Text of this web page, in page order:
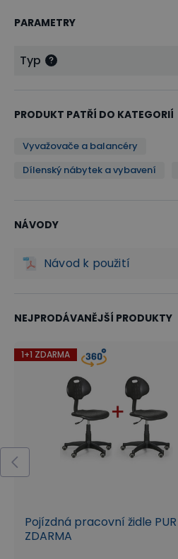
PARAMETRY
Typ
PRODUKT PATŘÍ DO KATEGORIÍ
Vyvažovače a balancéry
Dílenský nábytek a vybavení
NÁVODY
Návod k použití
NEJPRODÁVANĚJŠÍ PRODUKTY
1+1 ZDARMA
Pojízdná pracovní židle PUR
ZDARMA